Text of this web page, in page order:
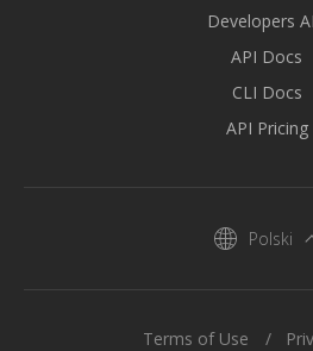
Developers
API Docs
CLI Docs
API Pricing
Polski
Terms of Use